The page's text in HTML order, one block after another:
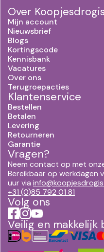
Over
Mijn account
Nieuwsbrief
Blogs
Kortingscode
Kennisbank
Vacatures
Over ons
Terugroepacties
Klantenservice
Bestellen
Betalen
Levering
Retourneren
Garantie
Vragen?
Neem contact op met
Bereikbaar op werkdagen
uur via
+31 (0)85 792 01 81
Volg ons
Veilig en makkelijk